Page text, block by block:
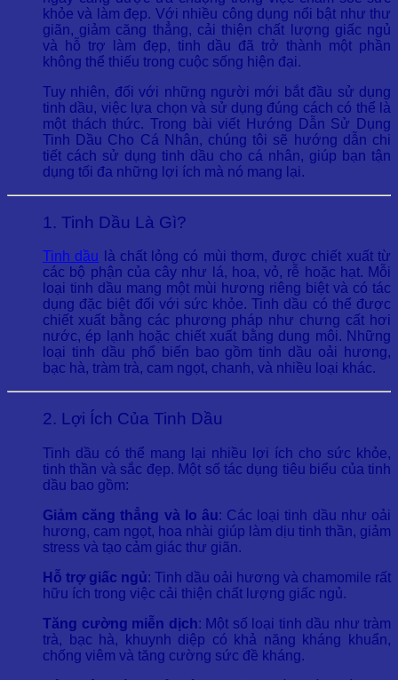
khỏe và làm đẹp. Với nhiều công dụng nổi bật như thư
giãn, giảm căng thẳng, cải thiện chất lượng giấc ngủ
và hỗ trợ làm đẹp, tinh dầu đã trở thành một phần
không thể thiếu trong cuộc sống hiện đại.
Tuy nhiên, đối với những người mới bắt đầu sử dụng
tinh dầu, việc lựa chọn và sử dụng đúng cách có thể là
một thách thức. Trong bài viết Hướng Dẫn Sử Dụng
Tinh Dầu Cho Cá Nhân, chúng tôi sẽ hướng dẫn chi
tiết cách sử dụng tinh dầu cho cá nhân, giúp bạn tận
dụng tối đa những lợi ích mà nó mang lại.
1. Tinh Dầu Là Gì?
Tinh dầu là chất lỏng có mùi thơm, được chiết xuất từ
các bộ phận của cây như lá, hoa, vỏ, rễ hoặc hạt. Mỗi
loại tinh dầu mang một mùi hương riêng biệt và có tác
dụng đặc biệt đối với sức khỏe. Tinh dầu có thể được
chiết xuất bằng các phương pháp như chưng cất hơi
nước, ép lạnh hoặc chiết xuất bằng dung môi. Những
loại tinh dầu phổ biến bao gồm tinh dầu oải hương,
bạc hà, tràm trà, cam ngọt, chanh, và nhiều loại khác.
2. Lợi Ích Của Tinh Dầu
Tinh dầu có thể mang lại nhiều lợi ích cho sức khỏe,
tinh thần và sắc đẹp. Một số tác dụng tiêu biểu của tinh
dầu bao gồm:
Giảm căng thẳng và lo âu: Các loại tinh dầu như oải
hương, cam ngọt, hoa nhài giúp làm dịu tinh thần, giảm
stress và tạo cảm giác thư giãn.
Hỗ trợ giấc ngủ: Tinh dầu oải hương và chamomile rất
hữu ích trong việc cải thiện chất lượng giấc ngủ.
Tăng cường miễn dịch: Một số loại tinh dầu như tràm
trà, bạc hà, khuynh diệp có khả năng kháng khuẩn,
chống viêm và tăng cường sức đề kháng.